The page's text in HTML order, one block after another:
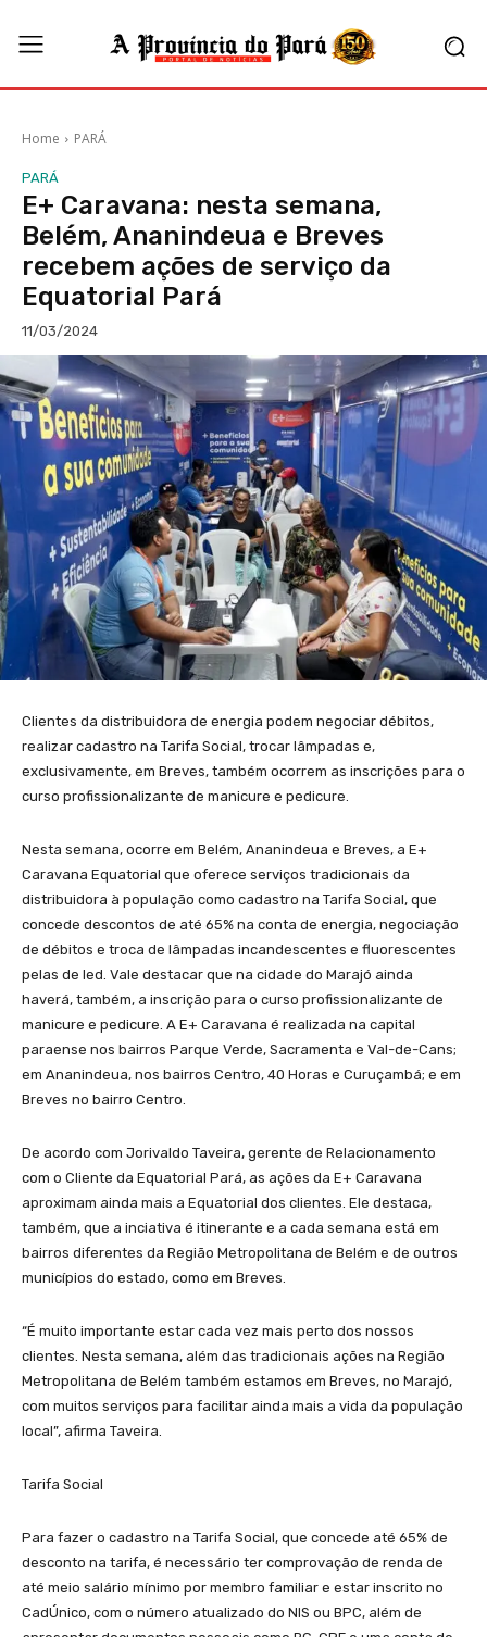
Home PARÁ
PARÁ
E+ Caravana: nesta semana,
Belém, Ananindeua e Breves
recebem ações de serviço da
Equatorial Pará
11/03/2024
Clientes da distribuidora de energia podem negociar débitos,
realizar cadastro na Tarifa Social, trocar lâmpadas e,
exclusivamente, em Breves, também ocorrem as inscrições para o
curso profissionalizante de manicure e pedicure.
Nesta semana, ocorre em Belém, Ananindeua e Breves, a E+
Caravana Equatorial que oferece serviços tradicionais da
distribuidora à população como cadastro na Tarifa Social, que
concede descontos de até 65% na conta de energia, negociação
de débitos e troca de lâmpadas incandescentes e fluorescentes
pelas de led. Vale destacar que na cidade do Marajó ainda
haverá, também, a inscrição para o curso profissionalizante de
manicure e pedicure. A E+ Caravana é realizada na capital
paraense nos bairros Parque Verde, Sacramenta e Val-de-Cans;
em Ananindeua, nos bairros Centro, 40 Horas e Curuçambá; e em
Breves no bairro Centro.
De acordo com Jorivaldo Taveira, gerente de Relacionamento
com o Cliente da Equatorial Pará, as ações da E+ Caravana
aproximam ainda mais a Equatorial dos clientes. Ele destaca,
também, que a inciativa é itinerante e a cada semana está em
bairros diferentes da Região Metropolitana de Belém e de outros
municípios do estado, como em Breves.
“É muito importante estar cada vez mais perto dos nossos
clientes. Nesta semana, além das tradicionais ações na Região
Metropolitana de Belém também estamos em Breves, no Marajó,
com muitos serviços para facilitar ainda mais a vida da população
local”, afirma Taveira.
Tarifa Social
Para fazer o cadastro na Tarifa Social, que concede até 65% de
desconto na tarifa, é necessário ter comprovação de renda de
até meio salário mínimo por membro familiar e estar inscrito no
CadÚnico, com o número atualizado do NIS ou BPC, além de